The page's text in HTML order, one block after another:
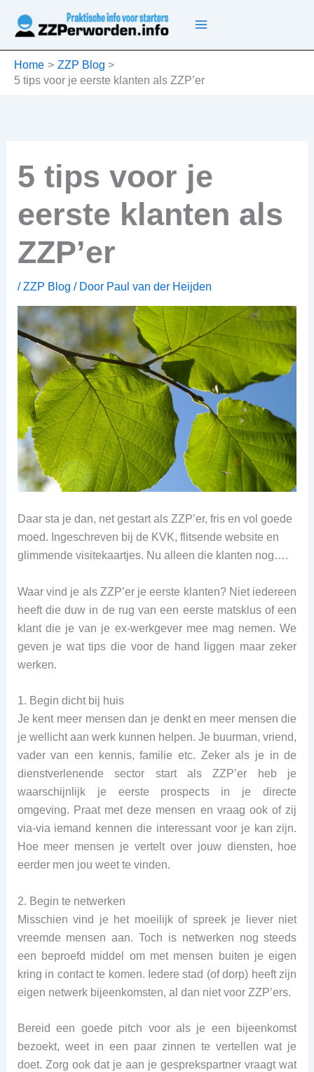
naar
inhoud
Home
ZZP Blog
5 tips voor je eerste klanten als ZZP’er
5 tips voor je
eerste klanten als
ZZP’er
/ZZP Blog / Door Paul van der Heijden
Daar sta je dan, net gestart als ZZP’er, fris en vol goede
moed. Ingeschreven bij de KVK, flitsende website en
glimmende visitekaartjes. Nu alleen die klanten nog….
Waar vind je als ZZP’er je eerste klanten? Niet iedereen
heeft die duw in de rug van een eerste matsklus of een
klant die je van je ex-werkgever mee mag nemen. We
geven je wat tips die voor de hand liggen maar zeker
werken.
1. Begin dicht bij huis
Je kent meer mensen dan je denkt en meer mensen die
je wellicht aan werk kunnen helpen. Je buurman, vriend,
vader van een kennis, familie etc. Zeker als je in de
dienstverlenende sector start als ZZP’er heb je
waarschijnlijk je eerste prospects in je directe
omgeving. Praat met deze mensen en vraag ook of zij
via-via iemand kennen die interessant voor je kan zijn.
Hoe meer mensen je vertelt over jouw diensten, hoe
eerder men jou weet te vinden.
2. Begin te netwerken
Misschien vind je het moeilijk of spreek je liever niet
vreemde mensen aan. Toch is netwerken nog steeds
een beproefd middel om met mensen buiten je eigen
kring in contact te komen. Iedere stad (of dorp) heeft zijn
eigen netwerk bijeenkomsten, al dan niet voor ZZP’ers.
Bereid een goede pitch voor als je een bijeenkomst
bezoekt, weet in een paar zinnen te vertellen wat je
doet. Zorg ook dat je aan je gesprekspartner vraagt wat